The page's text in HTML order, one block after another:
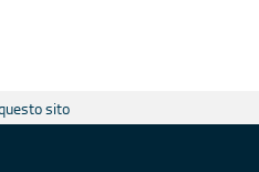
sito